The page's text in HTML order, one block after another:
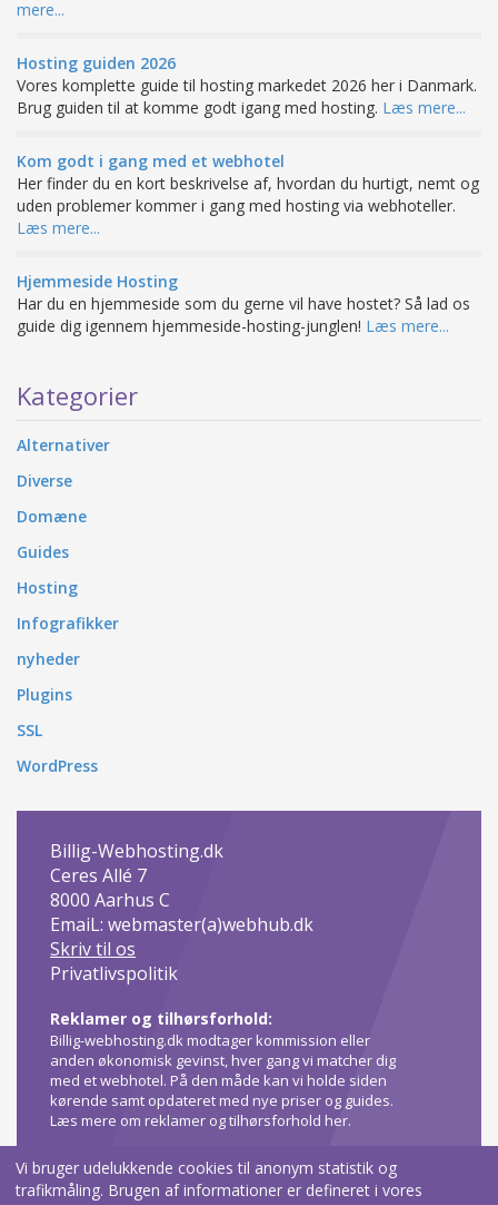
mere...
Hosting guiden 2026
Vores komplette guide til hosting markedet 2026 her i Danmark.
Brug guiden til at komme godt igang med hosting. Læs mere...
Kom godt i gang med et webhotel
Her finder du en kort beskrivelse af, hvordan du hurtigt, nemt og
uden problemer kommer i gang med hosting via webhoteller.
Læs mere...
Hjemmeside Hosting
Har du en hjemmeside som du gerne vil have hostet? Så lad os
guide dig igennem hjemmeside-hosting-junglen! Læs mere...
Kategorier
Alternativer
Diverse
Domæne
Guides
Hosting
Infografikker
nyheder
Plugins
SSL
WordPress
Billig-Webhosting.dk
Ceres Allé 7
8000 Aarhus C
EmaiL: webmaster(a)webhub.dk
Skriv til os
Privatlivspolitik
Reklamer og tilhørsforhold:
Billig-webhosting.dk modtager kommission eller
anden økonomisk gevinst, hver gang vi matcher dig
med et webhotel. På den måde kan vi holde siden
kørende samt opdateret med nye priser og guides.
Læs mere om reklamer og tilhørsforhold her.
Vi bruger udelukkende cookies til anonym statistik og
trafikmåling. Brugen af informationer er defineret i vores